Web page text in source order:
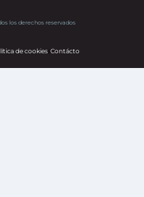
los derechos reservados
de cookiess Contácto